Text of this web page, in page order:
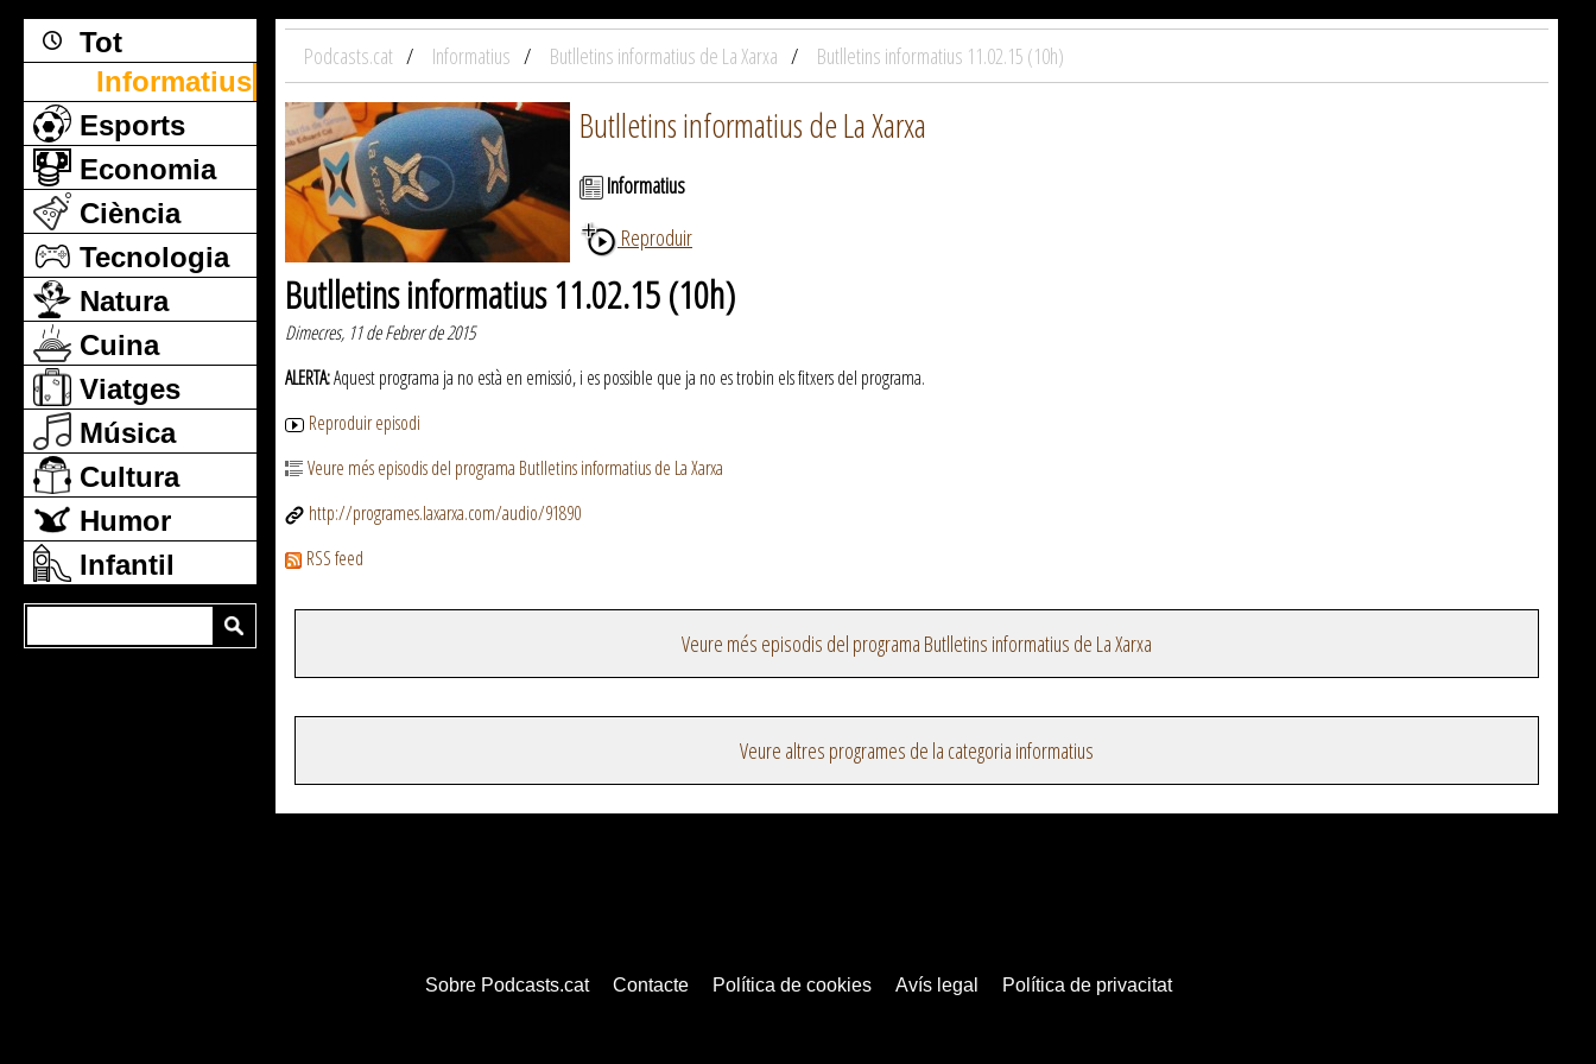
Tot
Informatius
Esports
Economia
Ciència
Tecnologia
Natura
Cuina
Viatges
Música
Cultura
Humor
Infantil
Podcasts.cat Informatius Butlletins informatius de La Xarxa Butlletins informatius 11.02.15 (10h)
Butlletins informatius de La Xarxa
Informatius
Reproduir
Butlletins informatius 11.02.15 (10h)
Dimecres, 11 de Febrer de 2015
ALERTA:Aquest programa ja no està en emissió, i es possible que ja no es trobin els fitxers del programa.
Reproduir episodi
Veure més episodis del programa Butlletins informatius de La Xarxa
http://programes.laxarxa.com/audio/91890
RSS feed
Veure més episodis del programa Butlletins informatius de La Xarxa
Veure altres programes de la categoria informatius
Sobre Podcasts.cat Contacte Política de cookies Avís legal Política de privacitat